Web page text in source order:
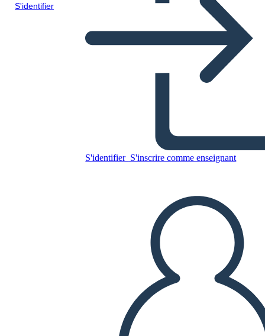
S'identifier
S'identifier S'inscrire comme enseignant
y el sistema de justicia
CRÉER UN STORYBOARD
LIRE LE DIAPORAMA
LIS-MOI